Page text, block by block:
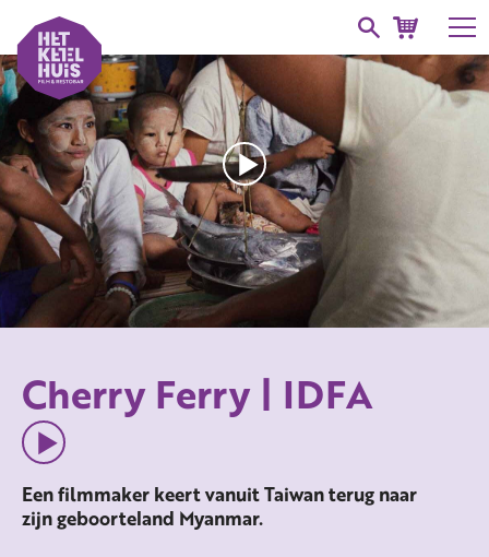
Cherry Ferry | IDFA
Een filmmaker keert vanuit Taiwan terug naar
zijn geboorteland Myanmar.